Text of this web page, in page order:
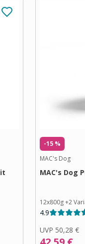
-15 %
MAC's Dog
MAC's Dog
12x800g+2
4.9
UVP 50,28 €